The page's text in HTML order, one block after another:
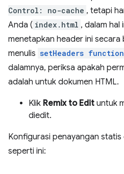
Control: no-cache , tetapi
Anda ( index.html , dalam hal
menetapkan header ini
menulis setHeaders function
dalamnya, periksa apakah
adalah untuk dokumen HTML.
Klik Remix to Edit untuk
diedit.
Konfigurasi penayangan statis
seperti ini: